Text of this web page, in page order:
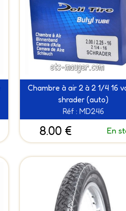
Chambre à air 2 à 2 1/4 16
shrader (auto)
Réf : MD246
8.00 € En